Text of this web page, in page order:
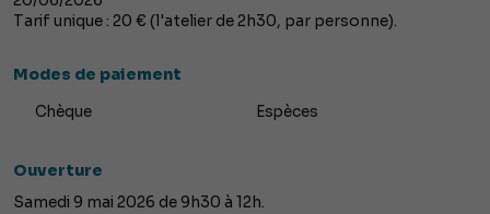
Tarif unique : 20 € (l'atelier de 2h30, par personne).
Modes de paiement
Chèque Espèces
Ouverture
Samedi 9 mai 2026 de 9h30 à 12h.